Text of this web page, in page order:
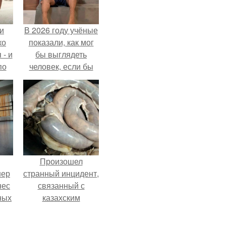
- и
В 2026 году учёные
показали, как мог
бы выглядеть
человек, если бы
его тело
эволюционировало
специально для
выживания в
автокатастpoфах.
Произошел
странный инцидент,
связанный с
казахским